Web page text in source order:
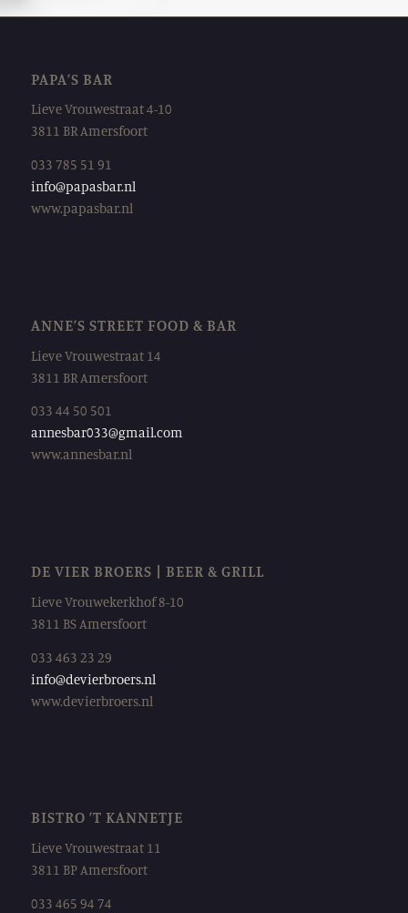
PAPA’S BAR
Lieve Vrouwestraat 4-10
3811 BR Amersfoort
033 785 51 91
info@papasbar.nl
www.papasbar.nl
ANNE’S STREET FOOD & BAR
Lieve Vrouwestraat 14
3811 BR Amersfoort
033 44 50 501
annesbar033@gmail.com
www.annesbar.nl
DE VIER BROERS | BEER & GRILL
Lieve Vrouwekerkhof 8-10
3811 BS Amersfoort
033 463 23 29
info@devierbroers.nl
www.devierbroers.nl
BISTRO ’T KANNETJE
Lieve Vrouwestraat 11
3811 BP Amersfoort
033 465 94 74